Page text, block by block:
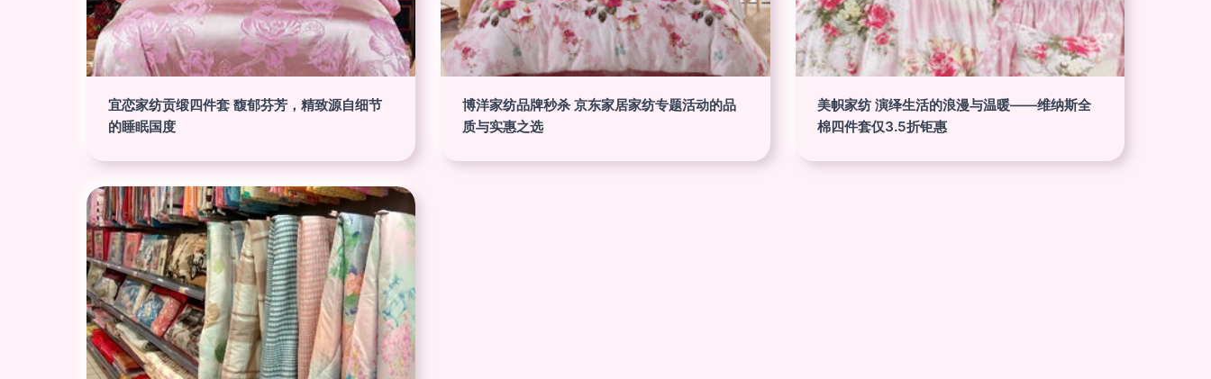
宜恋家纺贡缎四件套 馥郁芬芳，精致源自细节
的睡眠国度
博洋家纺品牌秒杀 京东家居家纺专题活动的品
质与实惠之选
美帜家纺 演绎生活的浪漫与温暖——维纳斯全
棉四件套仅3.5折钜惠